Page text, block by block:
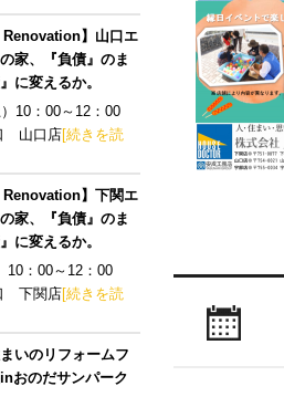
Renovation】山口エ
家、『負債』のま
に変えるか。
10：00～12：00
山口店[続きを読
Renovation】下関エ
家、『負債』のま
に変えるか。
10：00～12：00
下関店[続きを読
まいのリフォームフ
おのだサンパーク